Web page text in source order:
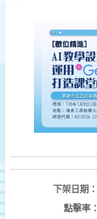
下架日期：
點擊率：